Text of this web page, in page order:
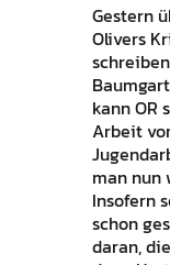
Gestern
Olivers
kann OR
Arbeit
man nun
Insofern
schon
daran,